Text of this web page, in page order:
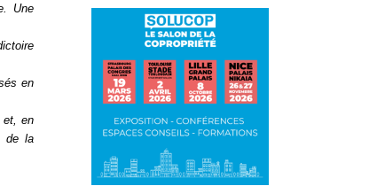
Une
en
et, en
de la